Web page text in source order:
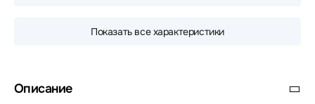
Показать все характеристики
Описание